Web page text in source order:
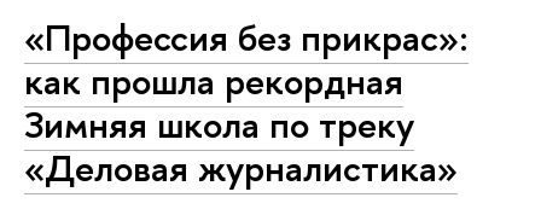
«Профессия без прикрас»:
как прошла рекордная
Зимняя школа по треку
«Деловая журналистика»